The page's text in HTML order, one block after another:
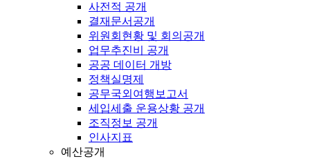
사전적 공개
결재문서공개
위원회현황 및 회의공개
업무추진비 공개
공공 데이터 개방
정책실명제
공무국외여행보고서
세입세출 운용상황 공개
조직정보 공개
인사지표
예산공개